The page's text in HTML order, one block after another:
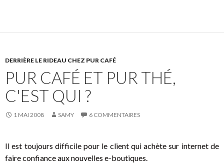
er b
o
o
k
DERRIÈRE LE RIDEAU CHEZ PUR CAFÉ
PUR CAFÉ ET PUR THÉ,
C'EST QUI ?
1 MAI 2008 SAMY 6 COMMENTAIRES
Il est toujours difficile pour le client qui achète sur internet de
faire confiance aux nouvelles e-boutiques.